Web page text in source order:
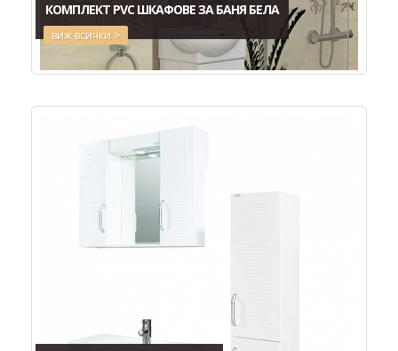
КОМПЛЕКТ PVC ШКАФОВЕ ЗА БАНЯ БЕЛА
виж всички >